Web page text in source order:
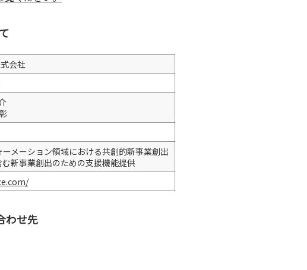
会社
ーメーション領域における共創的新事業創出
む新事業創出のための支援機能提供
わせ先